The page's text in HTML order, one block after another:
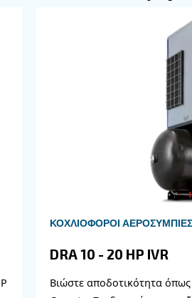
να τοποθετηθεί κοντά
αέρα.
είναι
εύκολου συστήματος
Ο DRA μπορεί να
Στις εκδόσεις
αέρα, να συνδέσει
DRA διατίθεται σε 3
έκδοση
οθόνης αφής 6,1 ιντσών